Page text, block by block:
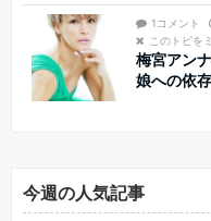
1コメント
このトピを
梅宮アン
娘への依
今週の人気記事